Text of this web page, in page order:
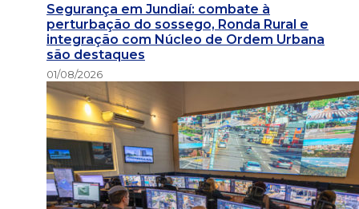
Segurança em Jundiaí: combate à
perturbação do sossego, Ronda Rural e
integração com Núcleo de Ordem Urbana
são destaques
01/08/2026